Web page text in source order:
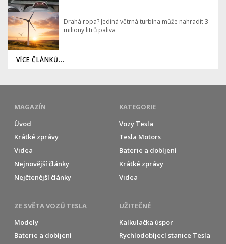
Drahá ropa? Jediná větrná turbína může nahradit 3
miliony litrů paliva
VÍCE ČLÁNKŮ...
MAGAZÍN
Úvod
Krátké zprávy
Videa
Nejnovější články
Nejčtenější články
KATEGORIE
Vozy Tesla
Tesla Motors
Baterie a dobíjení
Krátké zprávy
Videa
ZE SVĚTA VOZŮ TESLA
Modely
Baterie a dobíjení
UŽITEČNÉ
Kalkulačka úspor
Rychlodobíjecí stanice Tesla